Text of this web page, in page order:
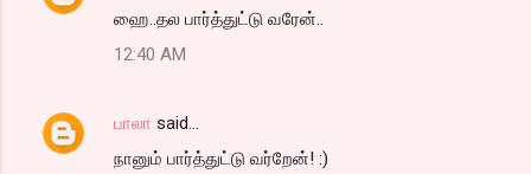
ஹை..தல பார்த்துட்டு வரேன்..
12:40 AM
பாலா said…
நானும் பார்த்துட்டு வர்றேன்! :)